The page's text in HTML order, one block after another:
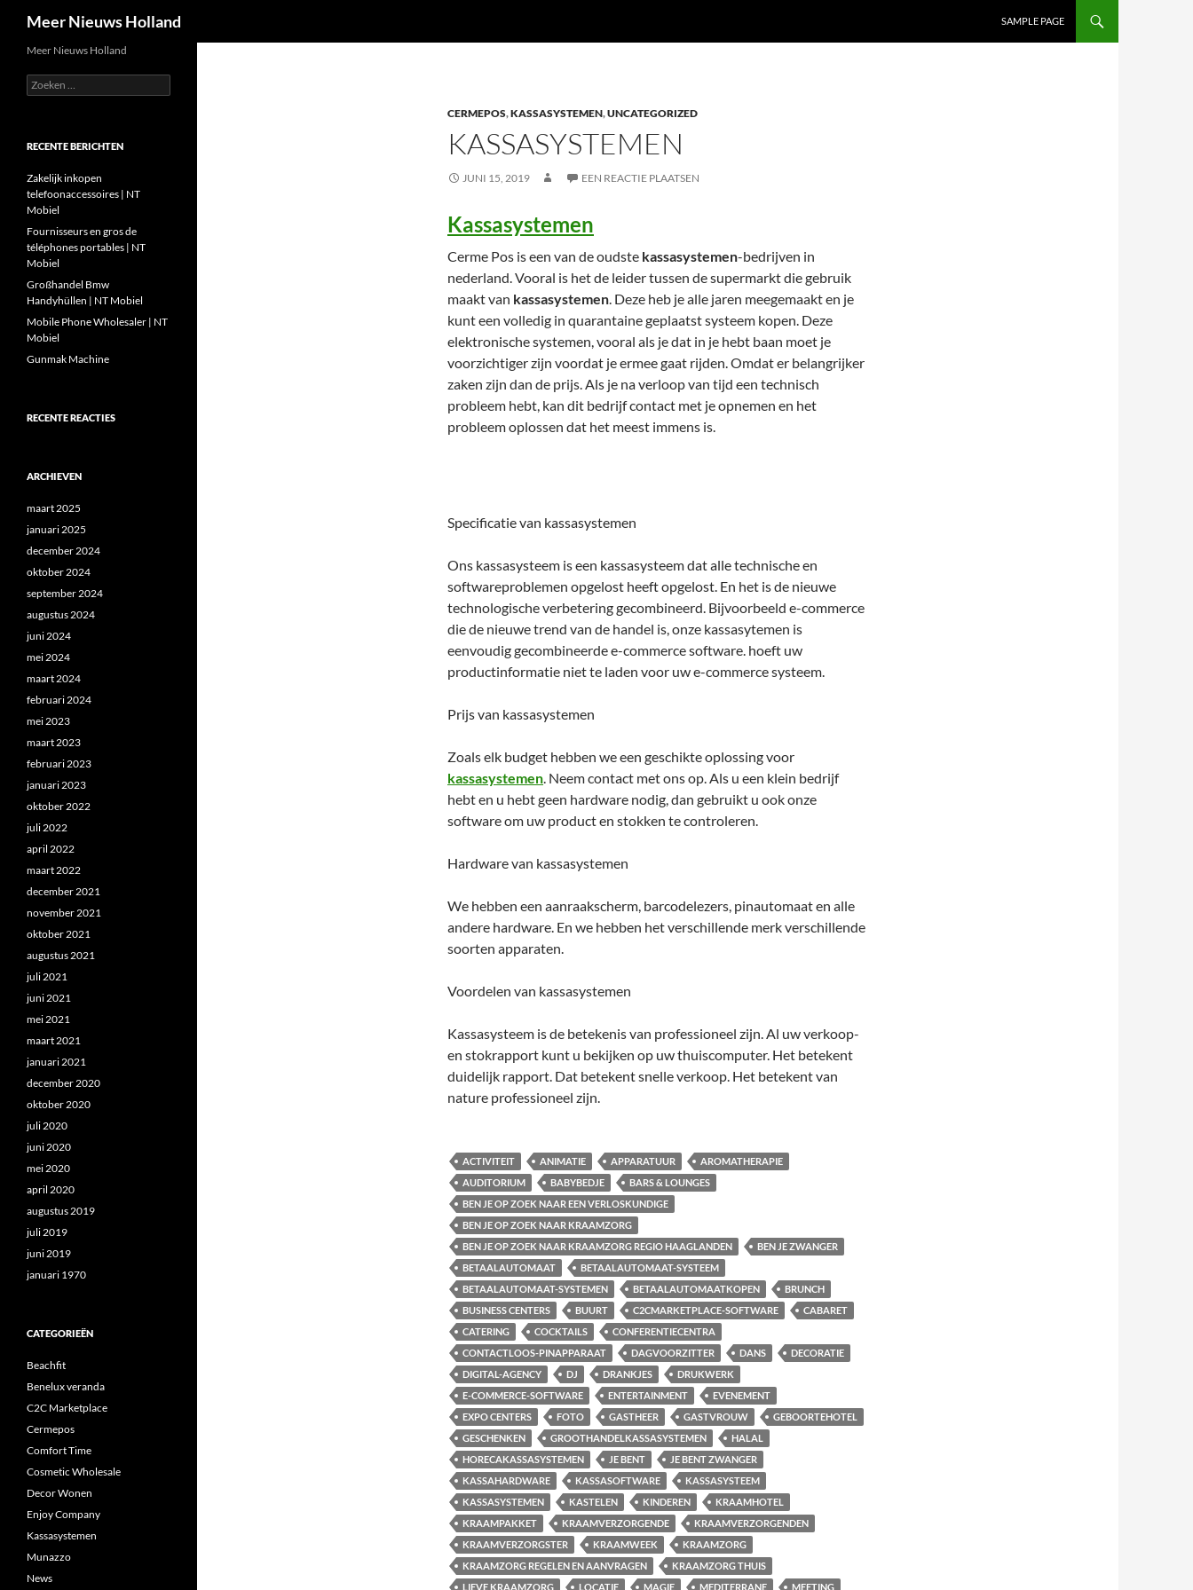
Meer Nieuws Holland SAMPLE PAGE
CERMEPOS,KASSASYSTEMEN,UNCATEGORIZED
KASSASYSTEMEN
JUNI 15, 2019 EEN REACTIE PLAATSEN
Kassasystemen
Cerme Pos is een van de oudste kassasystemen-bedrijven in
nederland. Vooral is het de leider tussen de supermarkt die gebruik
maakt van kassasystemen. Deze heb je alle jaren meegemaakt en je
kunt een volledig in quarantaine geplaatst systeem kopen. Deze
elektronische systemen, vooral als je dat in je hebt baan moet je
voorzichtiger zijn voordat je ermee gaat rijden. Omdat er belangrijker
zaken zijn dan de prijs. Als je na verloop van tijd een technisch
probleem hebt, kan dit bedrijf contact met je opnemen en het
probleem oplossen dat het meest immens is.
Specificatie van kassasystemen
Ons kassasysteem is een kassasysteem dat alle technische en
softwareproblemen opgelost heeft opgelost. En het is de nieuwe
technologische verbetering gecombineerd. Bijvoorbeeld e-commerce
die de nieuwe trend van de handel is, onze kassasytemen is
eenvoudig gecombineerde e-commerce software. hoeft uw
productinformatie niet te laden voor uw e-commerce systeem.
Prijs van kassasystemen
Zoals elk budget hebben we een geschikte oplossing voor
kassasystemen. Neem contact met ons op. Als u een klein bedrijf
hebt en u hebt geen hardware nodig, dan gebruikt u ook onze
software om uw product en stokken te controleren.
Hardware van kassasystemen
We hebben een aanraakscherm, barcodelezers, pinautomaat en alle
andere hardware. En we hebben het verschillende merk verschillende
soorten apparaten.
Voordelen van kassasystemen
Kassasysteem is de betekenis van professioneel zijn. Al uw verkoop-
en stokrapport kunt u bekijken op uw thuiscomputer. Het betekent
duidelijk rapport. Dat betekent snelle verkoop. Het betekent van
nature professioneel zijn.
ACTIVITEIT ANIMATIE APPARATUUR
AROMATHERAPIE
AUDITORIUM
BABYBEDJE
BARS & LOUNGES
BEN JE OP ZOEK NAAR EEN VERLOSKUNDIGE
BEN JE OP ZOEK NAAR KRAAMZORG
BEN JE OP ZOEK NAAR KRAAMZORG REGIO HAAGLANDEN
BEN JE ZWANGER
BETAALAUTOMAAT
BETAALAUTOMAAT-SYSTEEM
BETAALAUTOMAAT-SYSTEMEN
BETAALAUTOMAATKOPEN
BRUNCH
BUSINESS CENTERS
BUURT C2CMARKETPLACE-SOFTWARE
CABARET
CATERING
COCKTAILS
CONFERENTIECENTRA
CONTACTLOOS-PINAPPARAAT
DAGVOORZITTER DANS
DECORATIE
DIGITAL-AGENCY
DJ DRANKJES
DRUKWERK
E-COMMERCE-SOFTWARE
ENTERTAINMENT
EVENEMENT
EXPO CENTERS
FOTO GASTHEER GASTVROUW
GEBOORTEHOTEL
GESCHENKEN
GROOTHANDELKASSASYSTEMEN
HALAL
HORECAKASSASYSTEMEN
JE BENT
JE BENT ZWANGER
KASSAHARDWARE
KASSASOFTWARE
KASSASYSTEEM
KASSASYSTEMEN
KASTELEN KINDEREN
KRAAMHOTEL
KRAAMPAKKET
KRAAMVERZORGENDE
KRAAMVERZORGENDEN
KRAAMVERZORGSTER
KRAAMWEEK
KRAAMZORG
KRAAMZORG REGELEN EN AANVRAGEN
KRAAMZORG THUIS
LIEVE KRAAMZORG
LOCATIE MAGIE MEDITERRANE
MEETING
Meer Nieuws Holland
Zoeken
naar:
RECENTE BERICHTEN
Zakelijk inkopen
telefoonaccessoires | NT
Mobiel
Fournisseurs en gros de
téléphones portables | NT
Mobiel
Großhandel Bmw
Handyhüllen | NT Mobiel
Mobile Phone Wholesaler | NT
Mobiel
Gunmak Machine
RECENTE REACTIES
ARCHIEVEN
maart 2025
januari 2025
december 2024
oktober 2024
september 2024
augustus 2024
juni 2024
mei 2024
maart 2024
februari 2024
mei 2023
maart 2023
februari 2023
januari 2023
oktober 2022
juli 2022
april 2022
maart 2022
december 2021
november 2021
oktober 2021
augustus 2021
juli 2021
juni 2021
mei 2021
maart 2021
januari 2021
december 2020
oktober 2020
juli 2020
juni 2020
mei 2020
april 2020
augustus 2019
juli 2019
juni 2019
januari 1970
CATEGORIEËN
Beachfit
Benelux veranda
C2C Marketplace
Cermepos
Comfort Time
Cosmetic Wholesale
Decor Wonen
Enjoy Company
Kassasystemen
Munazzo
News